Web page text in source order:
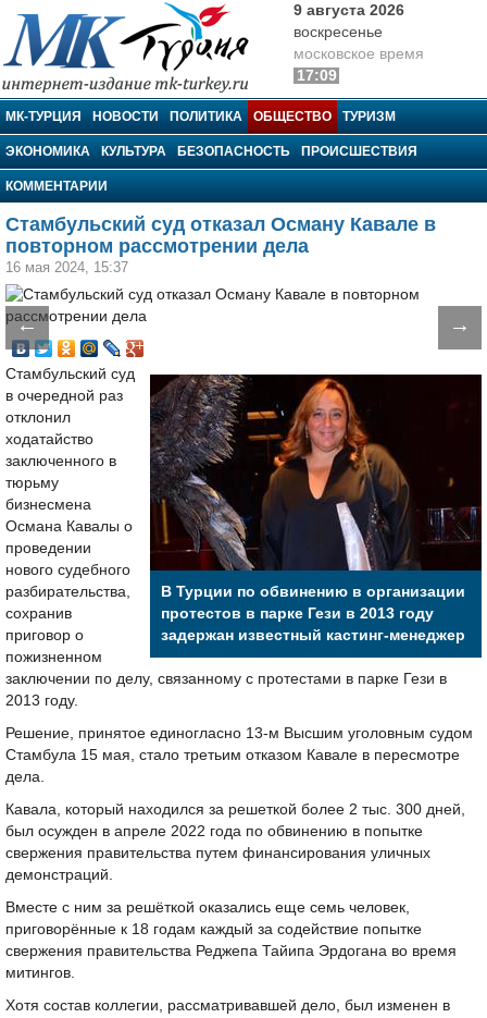
МК-Турция
9 августа 2026
воскресенье
московское время
17:09
МК-ТУРЦИЯ НОВОСТИ ПОЛИТИКА ОБЩЕСТВО ТУРИЗМ
ЭКОНОМИКА КУЛЬТУРА БЕЗОПАСНОСТЬ ПРОИСШЕСТВИЯ
КОММЕНТАРИИ
Стамбульский суд отказал Осману Кавале в
повторном рассмотрении дела
16 мая 2024, 15:37
← →
В Турции по обвинению в организации
протестов в парке Гези в 2013 году
задержан известный кастинг-менеджер
Стамбульский суд
в очередной раз
отклонил
ходатайство
заключенного в
тюрьму
бизнесмена
Османа Кавалы о
проведении
нового судебного
разбирательства,
сохранив
приговор о
пожизненном
заключении по делу, связанному с протестами в парке Гези в
2013 году.
Решение, принятое единогласно 13-м Высшим уголовным судом
Стамбула 15 мая, стало третьим отказом Кавале в пересмотре
дела.
Кавала, который находился за решеткой более 2 тыс. 300 дней,
был осужден в апреле 2022 года по обвинению в попытке
свержения правительства путем финансирования уличных
демонстраций.
Вместе с ним за решёткой оказались еще семь человек,
приговорённые к 18 годам каждый за содействие попытке
свержения правительства Реджепа Тайипа Эрдогана во время
митингов.
Хотя состав коллегии, рассматривавшей дело, был изменен в